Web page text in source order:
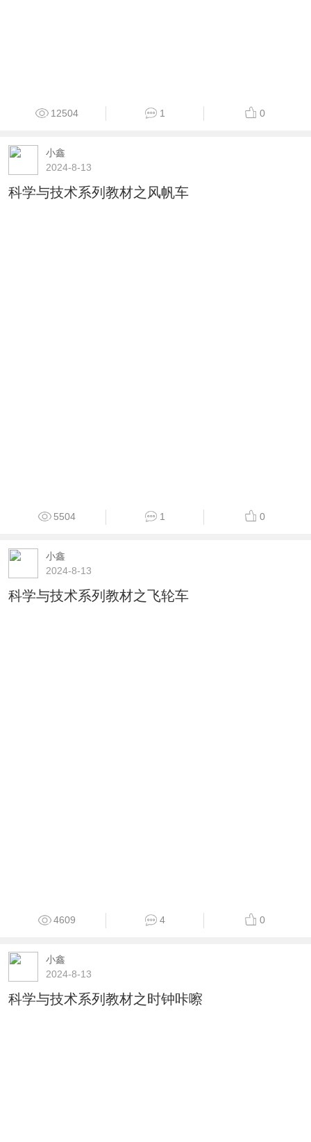
12504 1 0
小鑫
2024-8-13
科学与技术系列教材之风帆车
5504 1 0
小鑫
2024-8-13
科学与技术系列教材之飞轮车
4609 4 0
小鑫
2024-8-13
科学与技术系列教材之时钟咔嚓